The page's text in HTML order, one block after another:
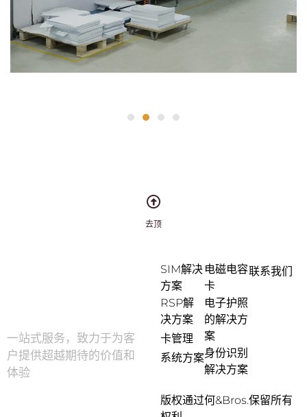
去顶
一站式服务，致力于为客
户提供超越期待的价值和
体验
SIM解决
方案
RSP解
决方案
卡管理
系统方案
电磁电容
卡
电子护照
的解决方
案
身份识别
解决方案
联系我们
版权通过何&Bros.保留所有